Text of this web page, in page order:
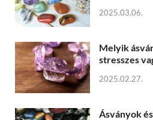
2025.03.06.
Melyik
stresszes
2025.02.27.
Ásványok